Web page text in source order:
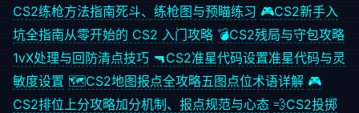
CS2练枪方法指南死斗、练枪图与预瞄练习 🎮CS2新手入
坑全指南从零开始的 CS2 入门攻略 💣CS2残局与守包攻略
1vX处理与回防清点技巧 🔫CS2准星代码设置准星代码与灵
敏度设置 🗺️CS2地图报点全攻略五图点位术语详解 🎮
CS2排位上分攻略加分机制、报点规范与心态 💨CS2投掷